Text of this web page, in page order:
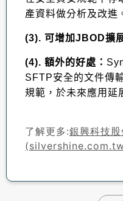
產資料做分析及改進
(3). 可增加JBOD擴
(4). 額外的好處：
SFTP安全的文件傳
規範，於未來應用延
了解更多:銀興科技